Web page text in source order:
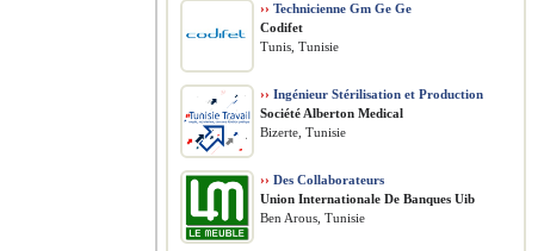
›› Technicienne Gm Ge Ge
Codifet
Tunis, Tunisie
›› Ingénieur Stérilisation et Production
Société Alberton Medical
Bizerte, Tunisie
›› Des Collaborateurs
Union Internationale De Banques Uib
Ben Arous, Tunisie